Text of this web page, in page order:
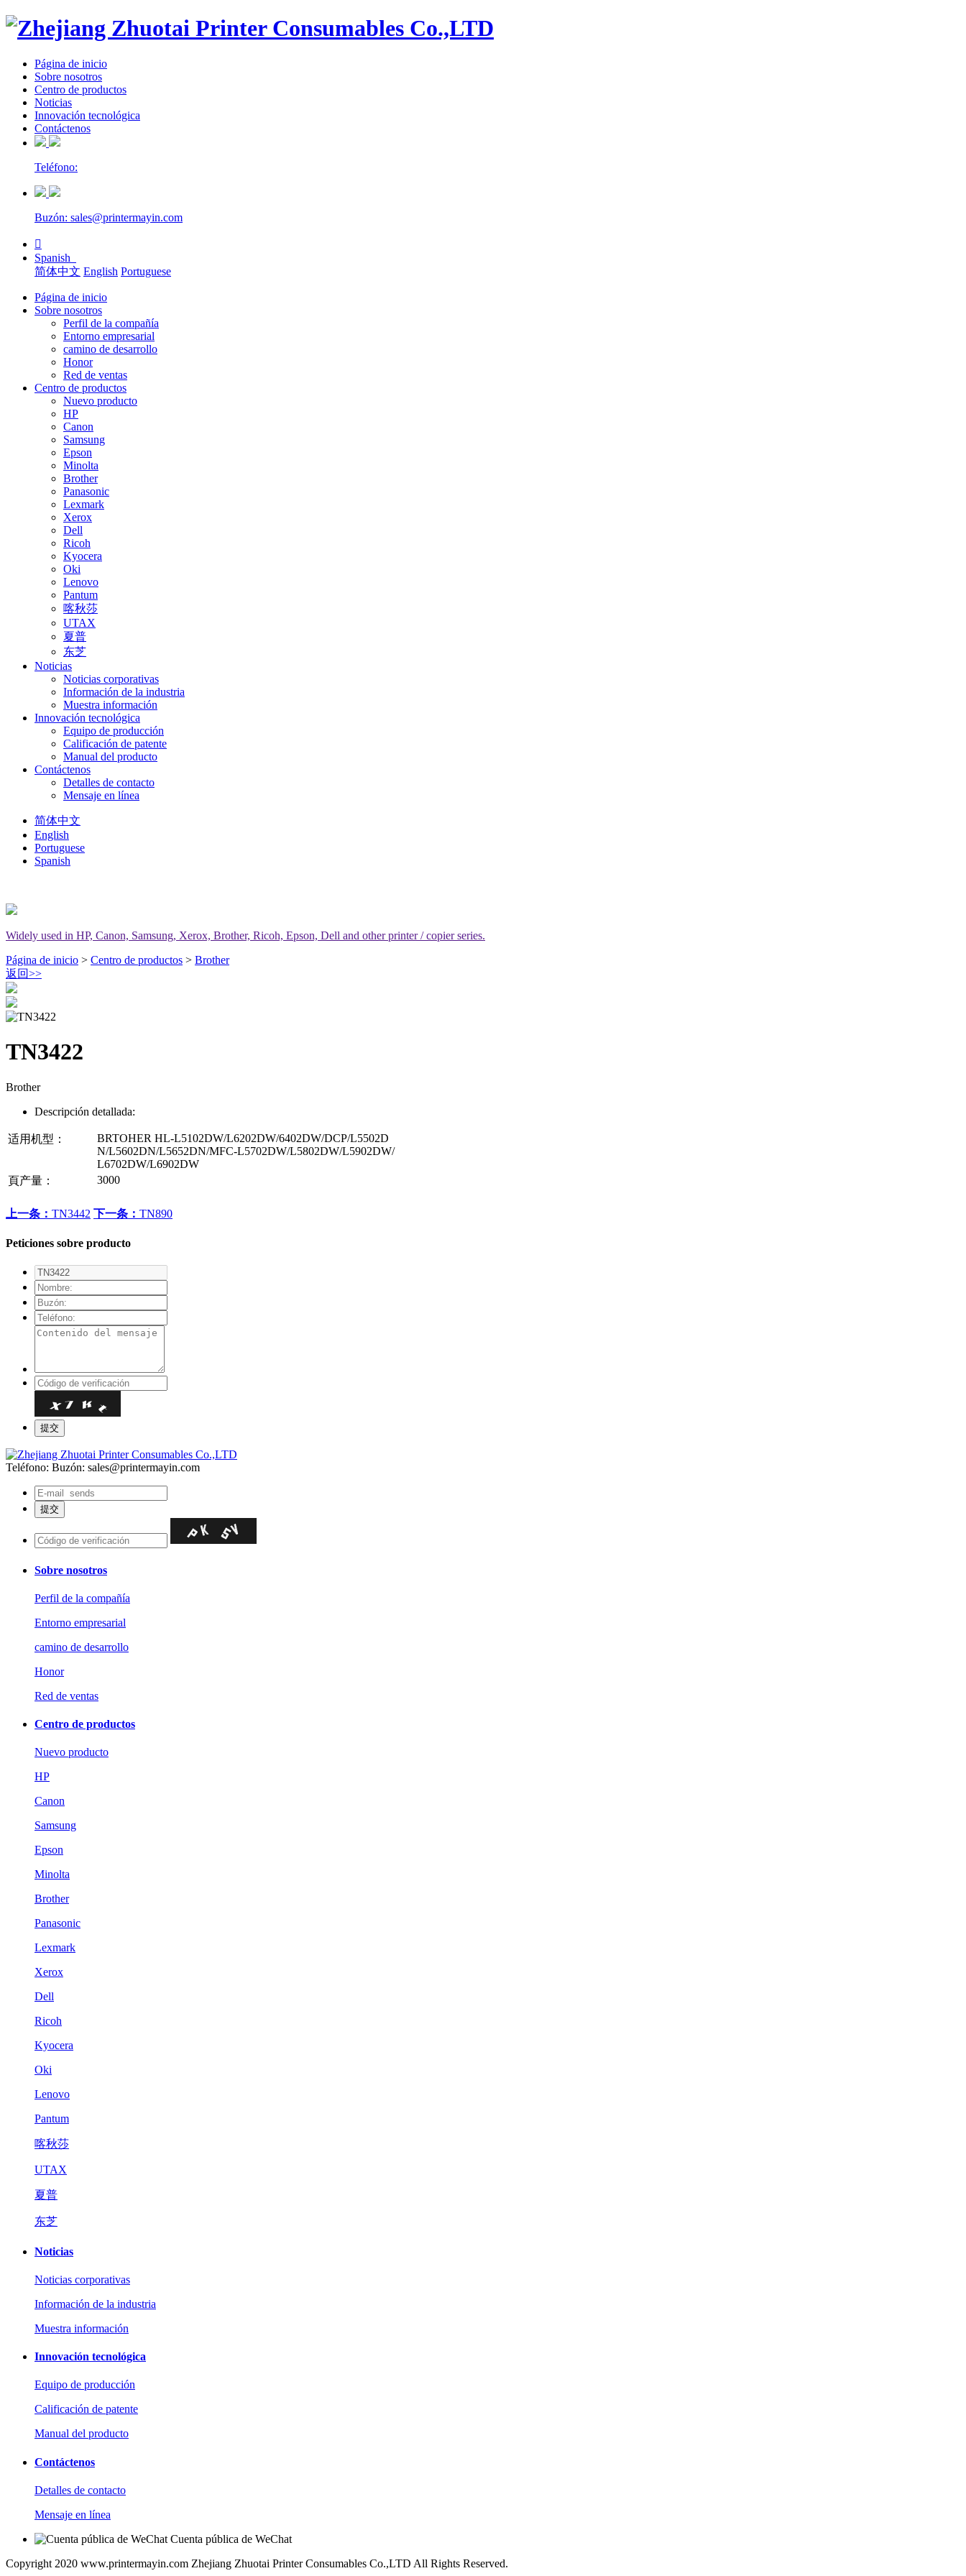
Página de inicio
Sobre nosotros
Centro de productos
Noticias
Innovación tecnológica
Contáctenos
Teléfono:
Buzón: sales@printermayin.com

Spanish
简体中文 English Portuguese
Página de inicio
Sobre nosotros
Perfil de la compañía
Entorno empresarial
camino de desarrollo
Honor
Red de ventas
Centro de productos
Nuevo producto
HP
Canon
Samsung
Epson
Minolta
Brother
Panasonic
Lexmark
Xerox
Dell
Ricoh
Kyocera
Oki
Lenovo
Pantum
喀秋莎
UTAX
夏普
东芝
Noticias
Noticias corporativas
Información de la industria
Muestra información
Innovación tecnológica
Equipo de producción
Calificación de patente
Manual del producto
Contáctenos
Detalles de contacto
Mensaje en línea
简体中文
English
Portuguese
Spanish
Widely used in HP, Canon, Samsung, Xerox, Brother, Ricoh, Epson, Dell and other printer / copier series.
Página de inicio > Centro de productos > Brother
返回>>
TN3422
Brother
Descripción detallada:
适用机型：
BRTOHER HL-L5102DW/L6202DW/6402DW/DCP/L5502D
N/L5602DN/L5652DN/MFC-L5702DW/L5802DW/L5902DW/
L6702DW/L6902DW
頁产量：
3000
上一条： TN3442 下一条： TN890
Peticiones sobre producto
Teléfono: Buzón: sales@printermayin.com
Sobre nosotros
Perfil de la compañía
Entorno empresarial
camino de desarrollo
Honor
Red de ventas
Centro de productos
Nuevo producto
HP
Canon
Samsung
Epson
Minolta
Brother
Panasonic
Lexmark
Xerox
Dell
Ricoh
Kyocera
Oki
Lenovo
Pantum
喀秋莎
UTAX
夏普
东芝
Noticias
Noticias corporativas
Información de la industria
Muestra información
Innovación tecnológica
Equipo de producción
Calificación de patente
Manual del producto
Contáctenos
Detalles de contacto
Mensaje en línea
Cuenta pública de WeChat
Copyright 2020 www.printermayin.com Zhejiang Zhuotai Printer Consumables Co.,LTD All Rights Reserved.